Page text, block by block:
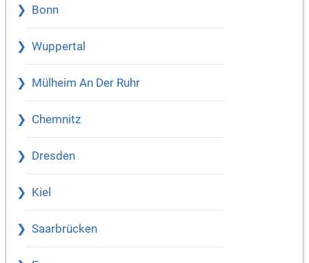
Bonn
Wuppertal
Mülheim An Der Ruhr
Chemnitz
Dresden
Kiel
Saarbrücken